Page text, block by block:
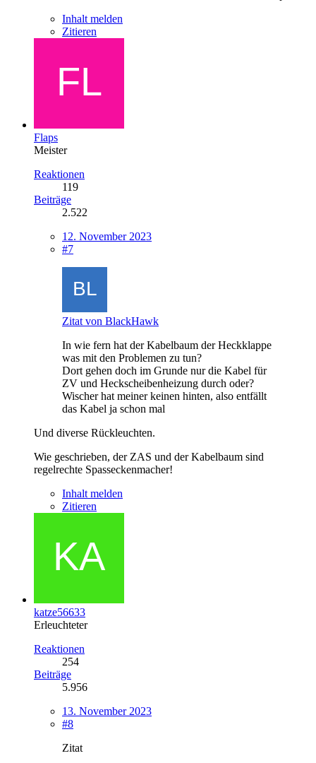
Inhalt melden
Zitieren
Flaps
Meister
Reaktionen
119
Beiträge
2.522
12. November 2023
#7
Zitat von BlackHawk
In wie fern hat der Kabelbaum der Heckklappe
was mit den Problemen zu tun?
Dort gehen doch im Grunde nur die Kabel für
ZV und Heckscheibenheizung durch oder?
Wischer hat meiner keinen hinten, also entfällt
das Kabel ja schon mal
Und diverse Rückleuchten.
Wie geschrieben, der ZAS und der Kabelbaum sind
regelrechte Spasseckenmacher!
Inhalt melden
Zitieren
katze56633
Erleuchteter
Reaktionen
254
Beiträge
5.956
13. November 2023
#8
Zitat